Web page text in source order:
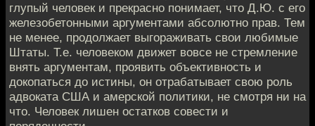
глупый человек и прекрасно понимает, что Д.Ю. с его
железобетонными аргументами абсолютно прав. Тем
не менее, продолжает выгораживать свои любимые
Штаты. Т.е. человеком движет вовсе не стремление
внять аргументам, проявить объективность и
докопаться до истины, он отрабатывает свою роль
адвоката США и амерской политики, не смотря ни на
что. Человек лишен остатков совести и